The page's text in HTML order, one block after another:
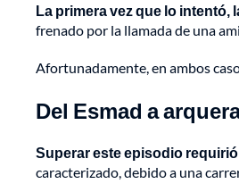
La primera vez que lo intentó,
frenado por la llamada de una
Afortunadamente, en ambos
Del Esmad a
Superar este episodio
caracterizado, debido a una